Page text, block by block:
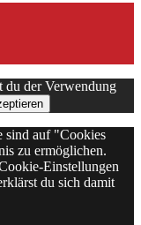
du der Verwendung
sind auf "Cookies
zu ermöglichen.
Einstellungen
du sich damit